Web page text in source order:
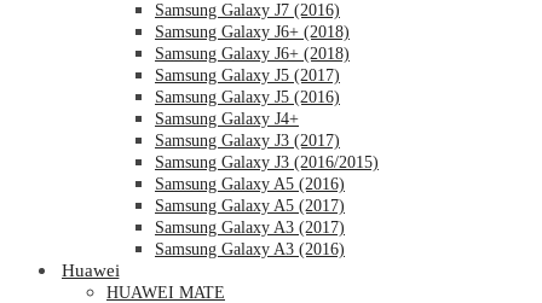
Samsung Galaxy J7 (2016)
Samsung Galaxy J6+ (2018)
Samsung Galaxy J6+ (2018)
Samsung Galaxy J5 (2017)
Samsung Galaxy J5 (2016)
Samsung Galaxy J4+
Samsung Galaxy J3 (2017)
Samsung Galaxy J3 (2016/2015)
Samsung Galaxy A5 (2016)
Samsung Galaxy A5 (2017)
Samsung Galaxy A3 (2017)
Samsung Galaxy A3 (2016)
Huawei
HUAWEI MATE